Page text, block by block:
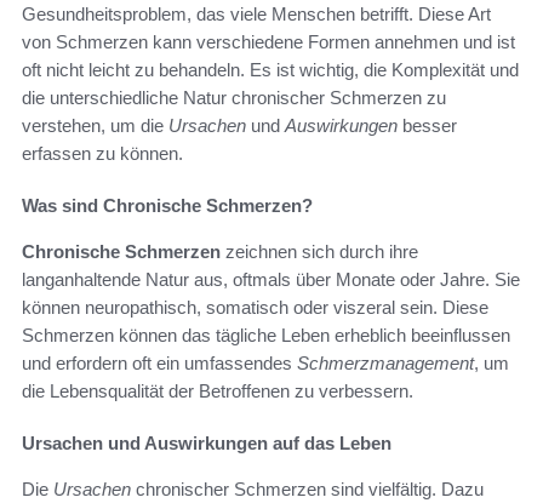
Gesundheitsproblem, das viele Menschen betrifft. Diese Art
von Schmerzen kann verschiedene Formen annehmen und ist
oft nicht leicht zu behandeln. Es ist wichtig, die Komplexität und
die unterschiedliche Natur chronischer Schmerzen zu
verstehen, um die Ursachen und Auswirkungen besser
erfassen zu können.
Was sind Chronische Schmerzen?
Chronische Schmerzen zeichnen sich durch ihre
langanhaltende Natur aus, oftmals über Monate oder Jahre. Sie
können neuropathisch, somatisch oder viszeral sein. Diese
Schmerzen können das tägliche Leben erheblich beeinflussen
und erfordern oft ein umfassendes Schmerzmanagement, um
die Lebensqualität der Betroffenen zu verbessern.
Ursachen und Auswirkungen auf das Leben
Die Ursachen chronischer Schmerzen sind vielfältig. Dazu